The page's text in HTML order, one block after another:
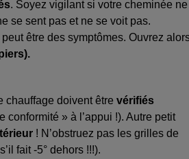
. Soyez vigilant si votre cheminée ne
se sent pas et ne se voit pas.
peut être des symptômes. Ouvrez
chauffage doivent être vérifiés
conformité » à l’appui !). Autre petit
! N’obstruez pas les grilles de
fait -5° dehors !!!).